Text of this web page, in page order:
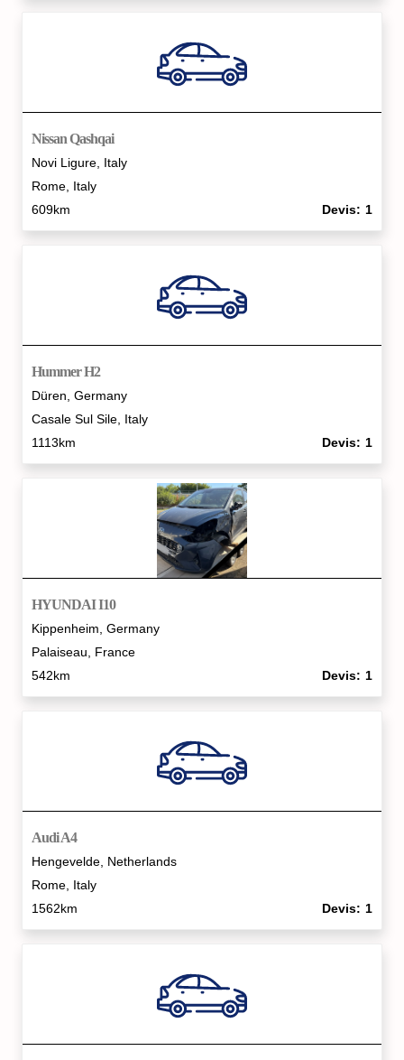
Nissan Qashqai
Novi Ligure, Italy
Rome, Italy
609km
Devis 1
Hummer H2
Düren, Germany
Casale Sul Sile, Italy
1113km
Devis 1
HYUNDAI I10
Kippenheim, Germany
Palaiseau, France
542km
Devis 1
Audi A4
Hengevelde, Netherlands
Rome, Italy
1562km
Devis 1